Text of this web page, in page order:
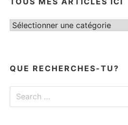
Tous
QUE RECHERCHES-TU?
Search